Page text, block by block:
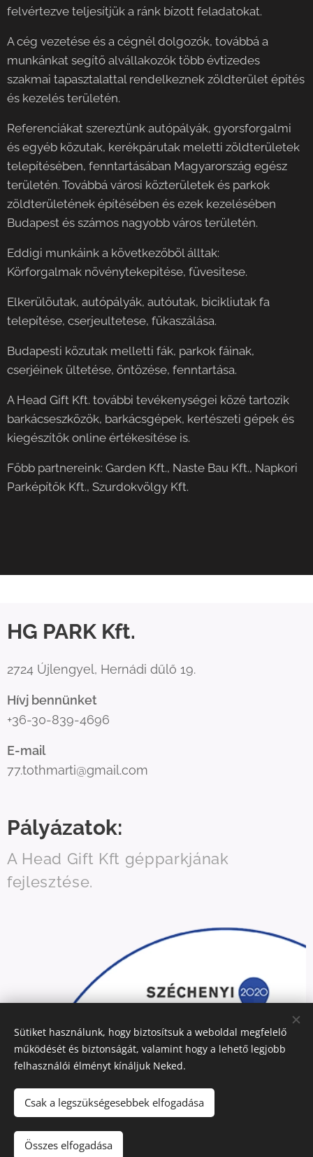
felvértezve teljesítjük a ránk bízott feladatokat.
A cég vezetése és a cégnél dolgozók, továbbá a
munkánkat segítő alvállakozók több évtizedes
szakmai tapasztalattal rendelkeznek zöldterület építés
és kezelés területén.
Referenciákat szereztünk autópályák, gyorsforgalmi
és egyéb közutak, kerékpárutak meletti zöldterületek
telepítésében, fenntartásában Magyarország egész
területén. Továbbá városi közterületek és parkok
zöldterületének építésében és ezek kezelésében
Budapest és számos nagyobb város területén.
Eddigi munkáink a következőböl álltak:
Körforgalmak növénytekepitése, füvesitese.
Elkerülöutak, autópályák, autóutak, bicikliutak fa
telepítése, cserjeultetese, fűkaszálása.
Budapesti közutak melletti fák, parkok fáinak,
cserjéinek ültetése, öntözése, fenntartása.
A Head Gift Kft. további tevékenységei közé tartozik
barkácseszközök, barkácsgépek, kertészeti gépek és
kiegészítők online értékesítése is.
Főbb partnereink: Garden Kft., Naste Bau Kft., Napkori
Parképítők Kft., Szurdokvölgy Kft.
HG PARK Kft.
2724 Újlengyel, Hernádi dűlő 19.
Hívj bennünket
+36-30-839-4696
E-mail
77.tothmarti@gmail.com
Pályázatok:
A Head Gift Kft gépparkjának
fejlesztése.
Sütiket használunk, hogy biztosítsuk a weboldal megfelelő
működését és biztonságát, valamint hogy a lehető legjobb
felhasználói élményt kínáljuk Neked.
Csak a legszükségesebbek elfogadása
Összes elfogadása